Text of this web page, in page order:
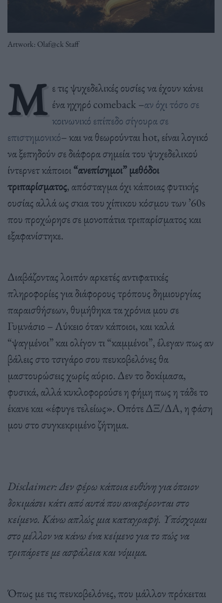
Artwork: Olaf@ck Staff
Μ ε τις ψυχεδελικές ουσίες να έχουν κάνει
ένα ηχηρό comeback –αν όχι τόσο σε
κοινωνικό επίπεδο σίγουρα σε
επιστημονικό– και να θεωρούνται hot, είναι λογικό
να ξεπηδούν σε διάφορα σημεία του ψυχεδελικού
ίντερνετ κάποιοι“ανεπίσημοι” μεθόδοι
τριπαρίσματος, απόσταγμα όχι κάποιας φυτικής
ουσίας αλλά ως σκια του χίπικου κόσμου των ’60s
που προχώρησε σε μονοπάτια τριπαρίσματος και
εξαφανίστηκε.
Διαβάζοντας λοιπόν αρκετές αντιφατικές
πληροφορίες για διάφορους τρόπους δημιουργίας
παραισθήσεων, θυμήθηκα τα χρόνια μου σε
Γυμνάσιο – Λύκειο όταν κάποιοι, και καλά
“ψαγμένοι” και ολίγον τι “καμμένοι”, έλεγαν πως αν
βάλεις στο τσιγάρο σου πευκοβελόνες θα
μαστουρώσεις χωρίς αύριο. Δεν το δοκίμασα,
φυσικά, αλλά κυκλοφορούσε η φήμη πως η τάδε το
έκανε και «έφυγε τελείως». Οπότε ΔΞ/ΔΑ, η φάση
μου στο συγκεκριμένο ζήτημα.
Disclaimer: Δεν φέρω κάποια ευθύνη για όποιον
δοκιμάσει κάτι από αυτά που αναφέρονται στο
κείμενο. Κάνω απλώς μια καταγραφή. Υπόσχομαι
στο μέλλον να κάνω ένα κείμενο για το πώς να
τριπάρετε με ασφάλεια και νόμιμα.
Όπως με τις πευκοβελόνες, που μάλλον πρόκειται